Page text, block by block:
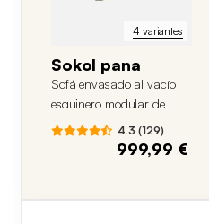
4 variantes
Sokol pana
Sofá envasado al vacío
esquinero modular de
terciopelo acanalado con
reposapiés, 5 plazas
4.3 (129)
999,99 €